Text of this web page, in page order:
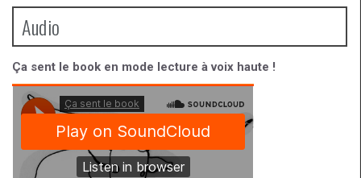
Audio
Ça sent le book en mode lecture à voix haute !